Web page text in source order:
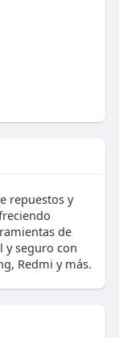
repuestos y
de
y seguro con
Redmi y más.